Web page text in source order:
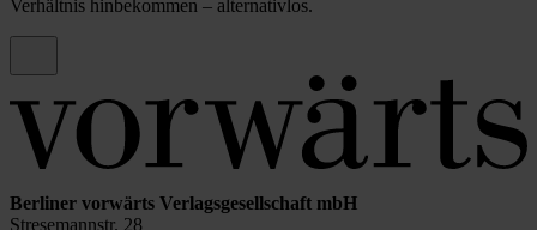
Verhältnis hinbekommen – alternativlos.
Berliner vorwärts Verlagsgesellschaft mbH
Stresemannstr. 28